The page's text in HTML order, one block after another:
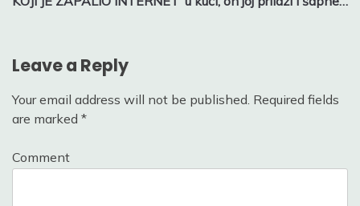
Leave a Reply
Your email address will not be published. Required fields
are marked *
Comment